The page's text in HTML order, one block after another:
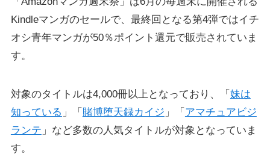
Kindleマンガのセールで、最終回となる第4弾ではイチ
オシ青年マンガが50％ポイント還元で販売されていま
す。
対象のタイトルは4,000冊以上となっており、「 妹は
知っている 」「 賭博堕天録カイジ 」「 アマチュアビジ
ランテ 」など多数の人気タイトルが対象となっていま
す。